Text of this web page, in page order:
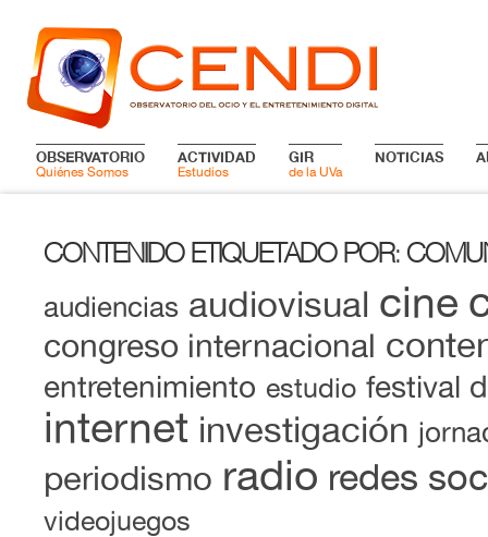
OBSERVATORIO
Quiénes Somos
ACTIVIDAD
Estudios
GIR
de la UVa
NOTICIAS
CONTENIDO ETIQUETADO POR:
audiencias audiovisual cine
congreso internacional
entretenimiento estudio festival
internet investigación
periodismo radio redes
videojuegos